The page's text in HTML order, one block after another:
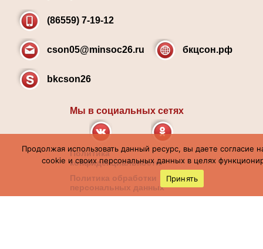
(86559) 7-19-12
cson05@minsoc26.ru бкцсон.рф
bkcson26
Мы в социальных сетях
Политика
конфиденциальности
Политика обработки
персональных данных
Продолжая использовать данный ресурс, вы даете согласие
cookie и своих персональных данных в целях
Принять